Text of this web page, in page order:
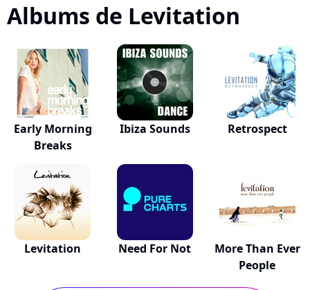
Albums de Levitation
Early Morning
Breaks
Ibiza Sounds Retrospect
Levitation Need For Not
More Than Ever
People